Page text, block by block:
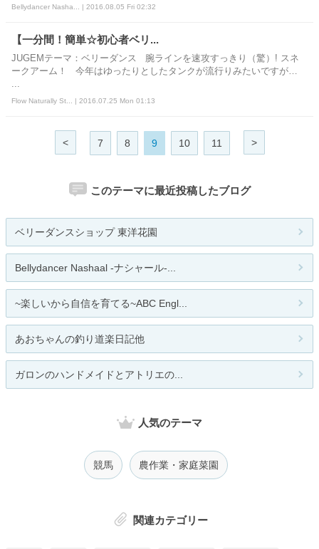
Bellydancer Nasha... | 2016.08.05 Fri 02:32
【一分間！簡単☆初心者ベリ...
JUGEMテーマ：ベリーダンス 腕ラインを速攻すっきり（驚）! スネ
ークアーム！ 今年はゆったりとしたタンクが流行りみたいですが…
Flow Naturally St... | 2016.07.25 Mon 01:13
< 7 8 9 10 11 >
このテーマに最近投稿したブログ
ベリーダンスショップ 東洋花園
Bellydancer Nashaal -ナシャール-...
~楽しいから自信を育てる~ABC Engl...
あおちゃんの釣り道楽日記他
ガロンのハンドメイドとアトリエの...
人気のテーマ
競馬 農作業・家庭菜園
関連カテゴリー